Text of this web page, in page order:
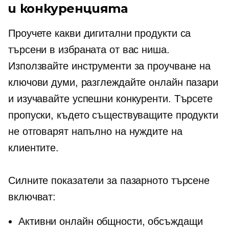
и конкуренцията
Проучете какви дигитални продукти са
търсени в избраната от вас ниша.
Използвайте инструменти за проучване на
ключови думи, разглеждайте онлайн пазари
и изучавайте успешни конкуренти. Търсете
пропуски, където съществуващите продукти
не отговарят напълно на нуждите на
клиентите.
Силните показатели за пазарното търсене
включват:
Активни онлайн общности, обсъждащи